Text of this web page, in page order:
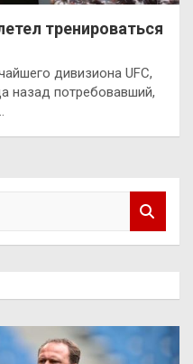
тренироваться
дивизиона UFC,
назад потребовавший,